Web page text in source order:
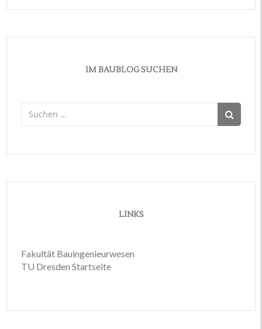
IM BAUBLOG SUCHEN
Suchen
nach:
LINKS
Fakultät Bauingenieurwesen
TU Dresden Startseite